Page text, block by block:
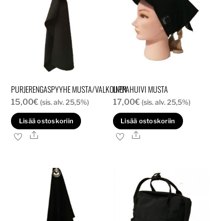
PURJERENGASPYYHE MUSTA/VALKOINEN
15,00€ (sis. alv. 25,5%)
Lisää ostoskoriin
Ale
LIPPAHUIVI MUSTA
17,00€ (sis. alv. 25,5%)
Lisää ostoskoriin
Ale